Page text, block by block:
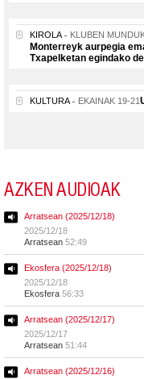
KIROLA KLUBEN
Monterreyk aurpegia
Txapelketan egindako
KULTURA EKAINAK 19-21
AZKEN AUDIOAK
Arratsean (2025/12/18)
2025/12/18
Arratsean 52:49
Ekosfera (2025/12/18)
2025/12/18
Ekosfera 56:33
Arratsean (2025/12/17)
2025/12/17
Arratsean 51:44
Arratsean (2025/12/16)